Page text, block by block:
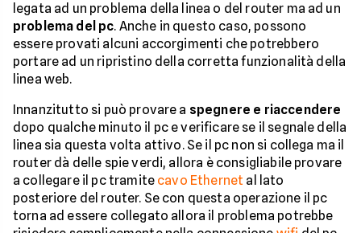
legata ad un problema della linea o del router ma ad un
problema del pc. Anche in questo caso, possono
essere provati alcuni accorgimenti che potrebbero
portare ad un ripristino della corretta funzionalità della
linea web.
Innanzitutto si può provare a spegnere e riaccendere
dopo qualche minuto il pc e verificare se il segnale della
linea sia questa volta attivo. Se il pc non si collega ma il
router dà delle spie verdi, allora è consigliabile provare
a collegare il pc tramite cavo Ethernet al lato
posteriore del router. Se con questa operazione il pc
torna ad essere collegato allora il problema potrebbe